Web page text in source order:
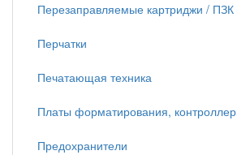
Перезаправляемые картриджи / ПЗК
Перчатки
Печатающая техника
Платы форматирования, контроллер
Предохранители